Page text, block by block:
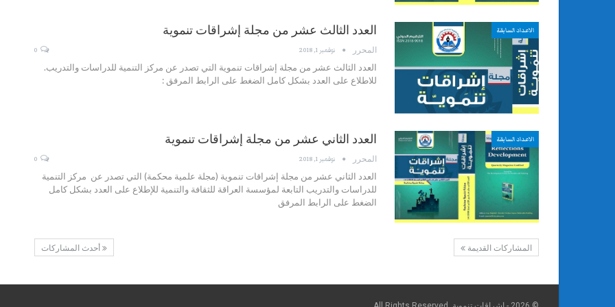
الاعداد السابقة العدد الثالث عشر من مجلة إشراقات تنموية
المحرر نوفمبر 1, 2018
العدد الثالث عشر من مجلة إشراقات تنموية التي تصدر عن مركز التنمية للدراسات والتدريب.
للاطلاع على العدد بشكل كامل الضغط على الرابط المرفق :
الاعداد السابقة العدد الثاني عشر من مجلة إشراقات تنموية
المحرر نوفمبر 1, 2018
العدد الثاني عشر من مجلة إشراقات تنموية (مجلة علمية محكمة) التي تصدر عن مركز التنمية
للدراسات والتدريب التابعة لمؤسسة العراقة للثقافة والتنمية للإطلاع على العدد بشكل كامل
الضغط على الرابط المرفق
المشاركات القديمة أحدث المشاركات